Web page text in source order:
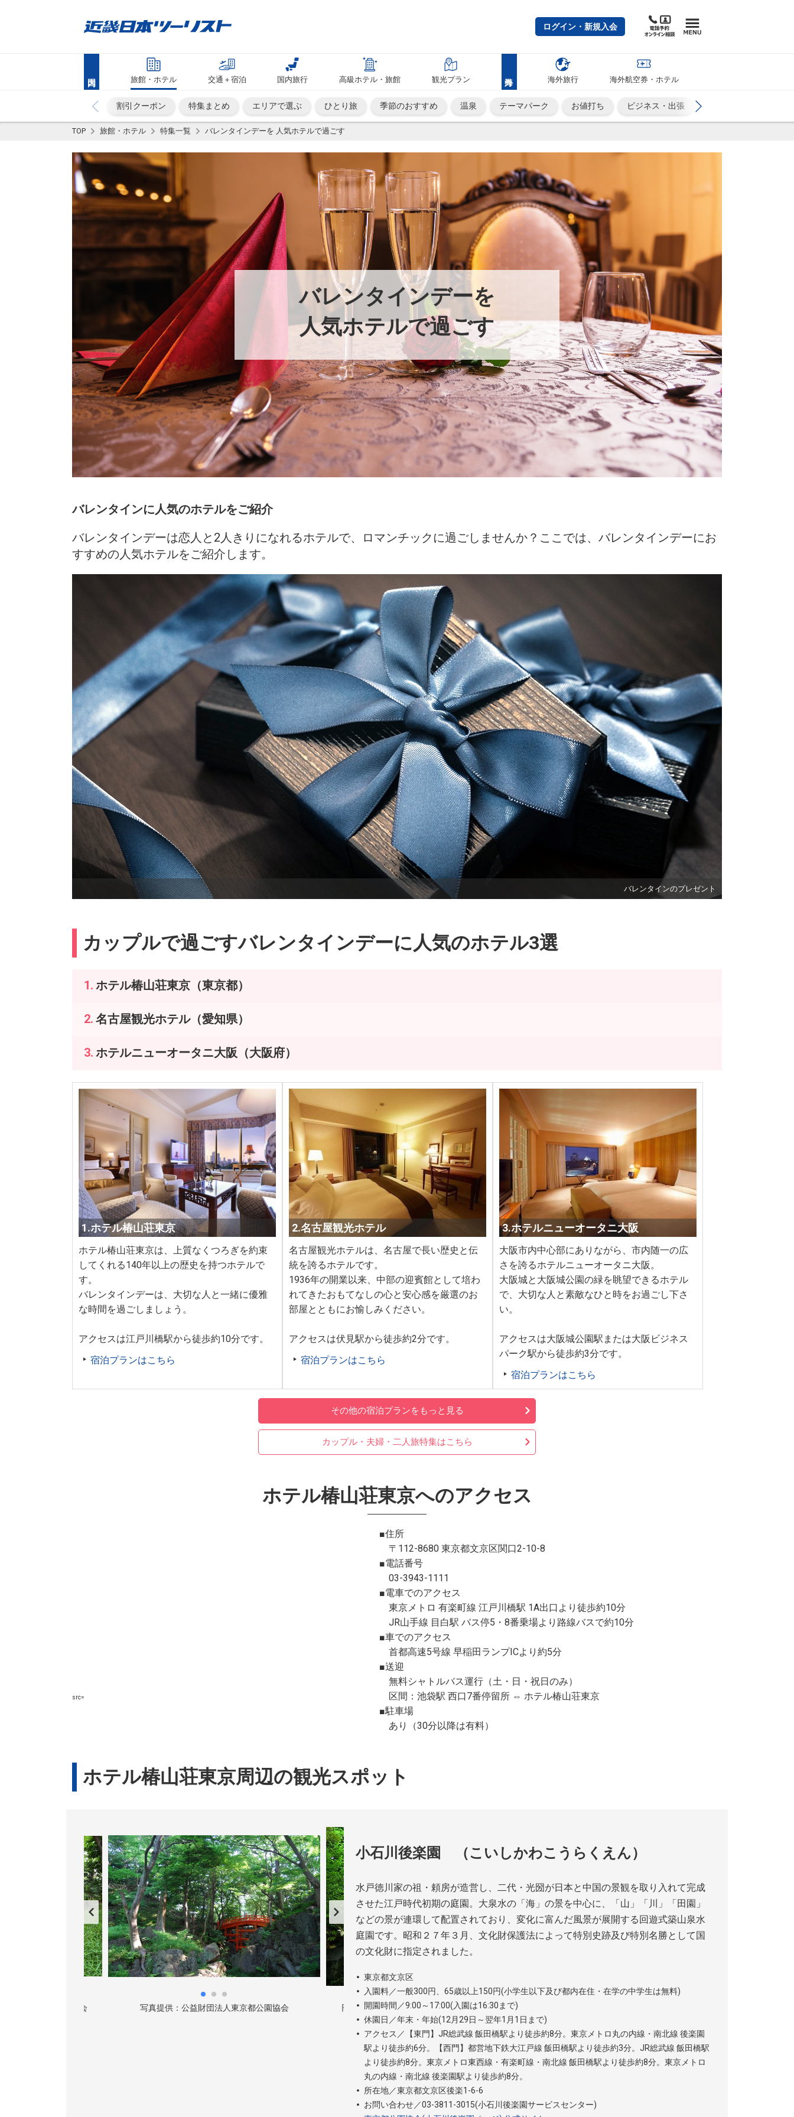
ログイン・新規入会
旅館・ホテル 交通＋宿泊 国内旅行 高級ホテル・旅館 観光プラン 海外旅行 海外航空券・ホテル
割引クーポン 特集まとめ エリアで選ぶ ひとり旅 季節のおすすめ 温泉 テーマパーク お値打ち ビジネス・出張
TOP 旅館・ホテル 特集一覧 バレンタインデーを 人気ホテルで過ごす
バレンタインデーを
人気ホテルで過ごす
バレンタインに人気のホテルをご紹介
バレンタインデーは恋人と2人きりになれるホテルで、ロマンチックに過ごしませんか？ここでは、バレンタインデーにお
すすめの人気ホテルをご紹介します。
バレンタインのプレゼント
カップルで過ごすバレンタインデーに人気のホテル3選
ホテル椿山荘東京（東京都）
名古屋観光ホテル（愛知県）
ホテルニューオータニ大阪（大阪府）
1.ホテル椿山荘東京
ホテル椿山荘東京は、上質なくつろぎを約束
してくれる140年以上の歴史を持つホテルで
す。
バレンタインデーは、大切な人と一緒に優雅
な時間を過ごしましょう。
アクセスは江戸川橋駅から徒歩約10分です。
宿泊プランはこちら
2.名古屋観光ホテル
名古屋観光ホテルは、名古屋で長い歴史と伝
統を誇るホテルです。
1936年の開業以来、中部の迎賓館として培わ
れてきたおもてなしの心と安心感を厳選のお
部屋とともにお愉しみください。
アクセスは伏見駅から徒歩約2分です。
宿泊プランはこちら
3.ホテルニューオータニ大阪
大阪市内中心部にありながら、市内随一の広
さを誇るホテルニューオータニ大阪。
大阪城と大阪城公園の緑を眺望できるホテル
で、大切な人と素敵なひと時をお過ごし下さ
い。
アクセスは大阪城公園駅または大阪ビジネス
パーク駅から徒歩約3分です。
宿泊プランはこちら
その他の宿泊プランをもっと見る
カップル・夫婦・二人旅特集はこちら
ホテル椿山荘東京へのアクセス
src=
■住所
〒112-8680 東京都文京区関口2-10-8
■電話番号
03-3943-1111
■電車でのアクセス
東京メトロ 有楽町線 江戸川橋駅 1A出口より徒歩約10分
JR山手線 目白駅 バス停5・8番乗場より路線バスで約10分
■車でのアクセス
首都高速5号線 早稲田ランプICより約5分
■送迎
無料シャトルバス運行（土・日・祝日のみ）
区間：池袋駅 西口7番停留所 ⇔ ホテル椿山荘東京
■駐車場
あり（30分以降は有料）
ホテル椿山荘東京周辺の観光スポット
法人東京都公園協会 写真提供：公益財団法人東京都公園協会 円月橋 写真提供：公益財団法人東京都公園協会
小石川後楽園 （こいしかわこうらくえん）
水戸徳川家の祖・頼房が造営し、二代・光圀が日本と中国の景観を取り入れて完成
させた江戸時代初期の庭園。大泉水の「海」の景を中心に、「山」「川」「田園」
などの景が連環して配置されており、変化に富んだ風景が展開する回遊式築山泉水
庭園です。昭和２７年３月、文化財保護法によって特別史跡及び特別名勝として国
の文化財に指定されました。
東京都文京区
入園料／一般300円、65歳以上150円(小学生以下及び都内在住・在学の中学生は無料)
開園時間／9:00～17:00(入園は16:30まで)
休園日／年末・年始(12月29日～翌年1月1日まで)
アクセス／【東門】JR総武線 飯田橋駅より徒歩約8分。東京メトロ丸の内線・南北線 後楽園
駅より徒歩約6分。【西門】都営地下鉄大江戸線 飯田橋駅より徒歩約3分。JR総武線 飯田橋駅
より徒歩約8分。東京メトロ東西線・有楽町線・南北線 飯田橋駅より徒歩約8分。東京メトロ
丸の内線・南北線 後楽園駅より徒歩約8分。
所在地／東京都文京区後楽1-6-6
お問い合わせ／03-3811-3015(小石川後楽園サービスセンター)